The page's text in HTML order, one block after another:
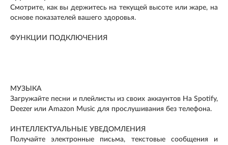
Смотрите, как вы держитесь на текущей высоте или жаре, на
основе показателей вашего здоровья.
ФУНКЦИИ ПОДКЛЮЧЕНИЯ
МУЗЫКА
Загружайте песни и плейлисты из своих аккаунтов На Spotify,
Deezer или Amazon Music для прослушивания без телефона.
ИНТЕЛЛЕКТУАЛЬНЫЕ УВЕДОМЛЕНИЯ
Получайте электронные письма, текстовые сообщения и